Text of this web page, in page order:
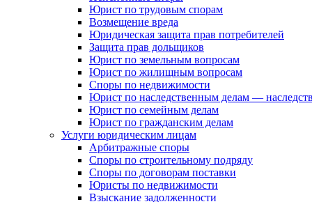
Юрист по трудовым спорам
Возмещение вреда
Юридическая защита прав потребителей
Защита прав дольщиков
Юрист по земельным вопросам
Юрист по жилищным вопросам
Споры по недвижимости
Юрист по наследственным делам —
Юрист по семейным делам
Юрист по гражданским делам
Услуги юридическим лицам
Арбитражные споры
Споры по строительному подряду
Споры по договорам поставки
Юристы по недвижимости
Взыскание задолженности